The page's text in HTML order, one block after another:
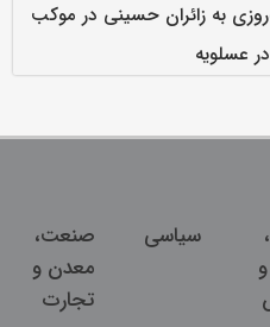
به زائران حسینی در موکب
عسلویه
سیاسی
صنعت،
معدن و
تجارت